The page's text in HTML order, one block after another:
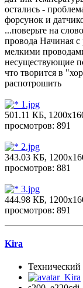
остались -
форсунок и
...поверьте на
провода Начиная с
мелкими
несуществующие
что творится в
распотрошить
1.jpg
501.11 КБ,
просмотров: 891
2.jpg
343.03 КБ,
просмотров: 881
3.jpg
444.98 КБ,
просмотров: 891
Kira
Технический